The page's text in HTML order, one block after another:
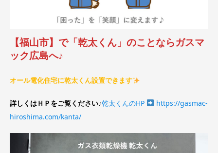
【福山市】で「乾太くん」のことならガスマ
ック広島へ♪
オール電化住宅に乾太くん設置できます
詳しくはＨＰをご覧ください♪乾太くんのHP
https://gasmac-
hiroshima.com/kanta/